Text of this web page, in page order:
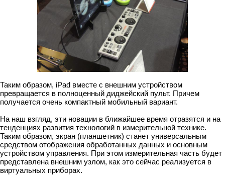
Таким образом, iPad вместе с внешним устройством
превращается в полноценный диджейский пульт. Причем
получается очень компактный мобильный вариант.
На наш взгляд, эти новации в ближайшее время отразятся и на
тенденциях развития технологий в измерительной технике.
Таким образом, экран (планшетник) станет универсальным
средством отображения обработанных данных и основным
устройством управления. При этом измерительная часть будет
представлена внешним узлом, как это сейчас реализуется в
виртуальных приборах.